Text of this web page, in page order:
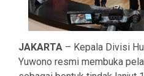
JAKARTA – Kepala Divisi
Yuwono resmi membuka